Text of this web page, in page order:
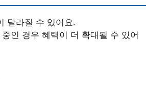
달라질 수 있어요.
인 경우 혜택이 더 확대될 수 있어